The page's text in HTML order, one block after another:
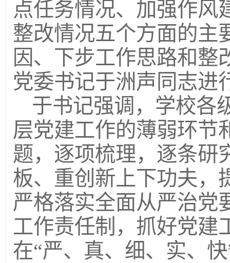
点任务情况、加强作风
整改情况五个方面的主
因、下步工作思路和整
党委书记于洲声同志进
于书记强调，学校各
层党建工作的薄弱环节
题，逐项梳理，逐条研
板、重创新上下功夫，
严格落实全面从严治党
工作责任制，抓好党建
在“严、真、细、实、